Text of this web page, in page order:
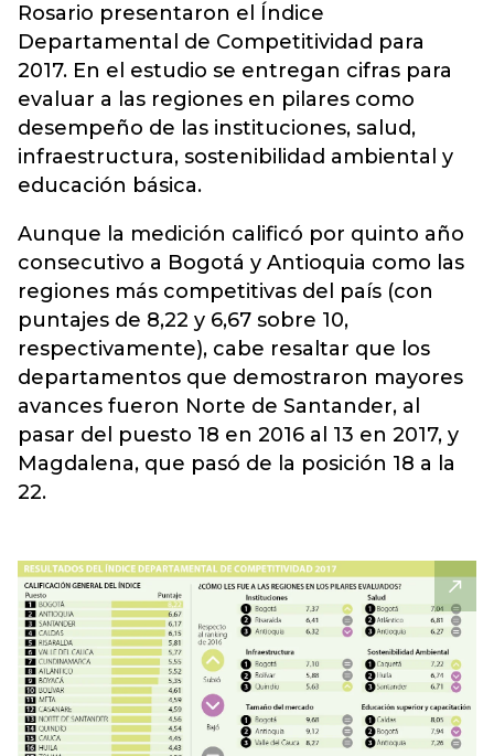
Rosario presentaron el Índice
Departamental de Competitividad para
2017. En el estudio se entregan cifras para
evaluar a las regiones en pilares como
desempeño de las instituciones, salud,
infraestructura, sostenibilidad ambiental y
educación básica.
Aunque la medición calificó por quinto año
consecutivo a Bogotá y Antioquia como las
regiones más competitivas del país (con
puntajes de 8,22 y 6,67 sobre 10,
respectivamente), cabe resaltar que los
departamentos que demostraron mayores
avances fueron Norte de Santander, al
pasar del puesto 18 en 2016 al 13 en 2017, y
Magdalena, que pasó de la posición 18 a la
22.